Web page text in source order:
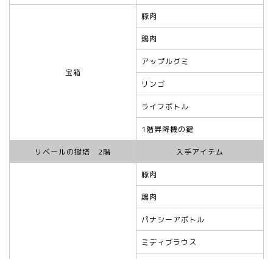
宝箱
豚肉
鶏肉
アップルグミ
リンゴ
ライフボトル
1階昇降機の鍵
リベールの獄塔 2階 入手アイテム
豚肉
鶏肉
パナシーアボトル
ミディブラウス